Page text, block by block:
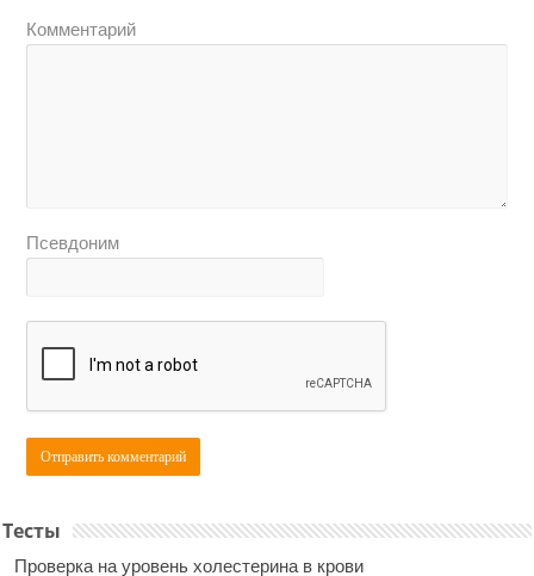
Комментарий
Псевдоним
Тесты
Проверка на уровень холестерина в крови